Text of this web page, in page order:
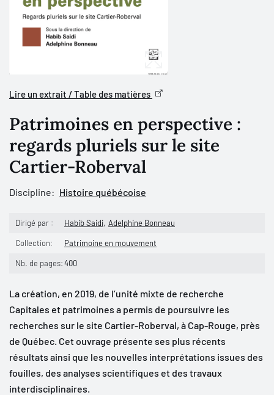
Lire un extrait / Table des matières
Patrimoines en perspective :
regards pluriels sur le site
Cartier-Roberval
Discipline: Histoire québécoise
Dirigé par : Habib Saidi Adelphine Bonneau
Collection: Patrimoine en mouvement
Nb. de pages:400
La création, en 2019, de l’unité mixte de recherche
Capitales et patrimoines a permis de poursuivre les
recherches sur le site Cartier-Roberval, à Cap-Rouge, près
de Québec. Cet ouvrage présente ses plus récents
résultats ainsi que les nouvelles interprétations issues des
fouilles, des analyses scientifiques et des travaux
interdisciplinaires.